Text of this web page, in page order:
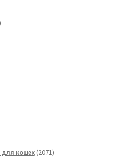
кошек 20712071